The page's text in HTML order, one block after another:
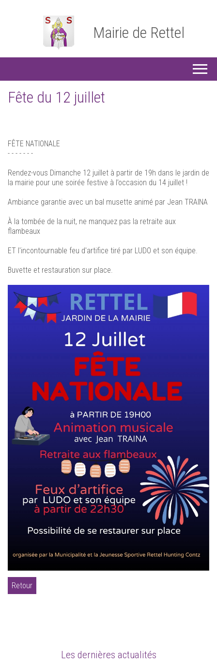
Mairie de Rettel
Fête du 12 juillet
FÊTE NATIONALE
- - - - - - -
Rendez-vous Dimanche 12 juillet à partir de 19h dans le jardin de
la mairie pour une soirée festive à l’occasion du 14 juillet !
Ambiance garantie avec un bal musette animé par Jean TRAINA
À la tombée de la nuit, ne manquez pas la retraite aux
flambeaux
ET l'incontournable feu d'artifice tiré par LUDO et son équipe.
Buvette et restauration sur place.
Retour
Les dernières actualités